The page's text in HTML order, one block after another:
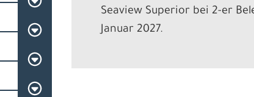
Seaview Superior bei 2-er
Januar 2027.